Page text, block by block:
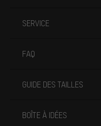
SERVICE
FAQ
GUIDE DES TAILLES
BOÎTE À IDÉES